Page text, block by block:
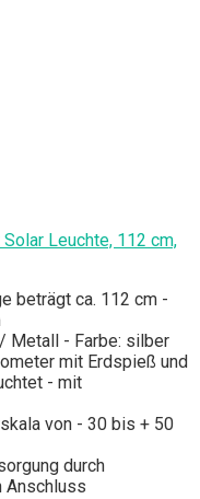
Leuchte, 112 cm,
beträgt ca. 112 cm -
Metall - Farbe: silber
mit Erdspieß und
- mit
von - 30 bis + 50
durch
Anschluss